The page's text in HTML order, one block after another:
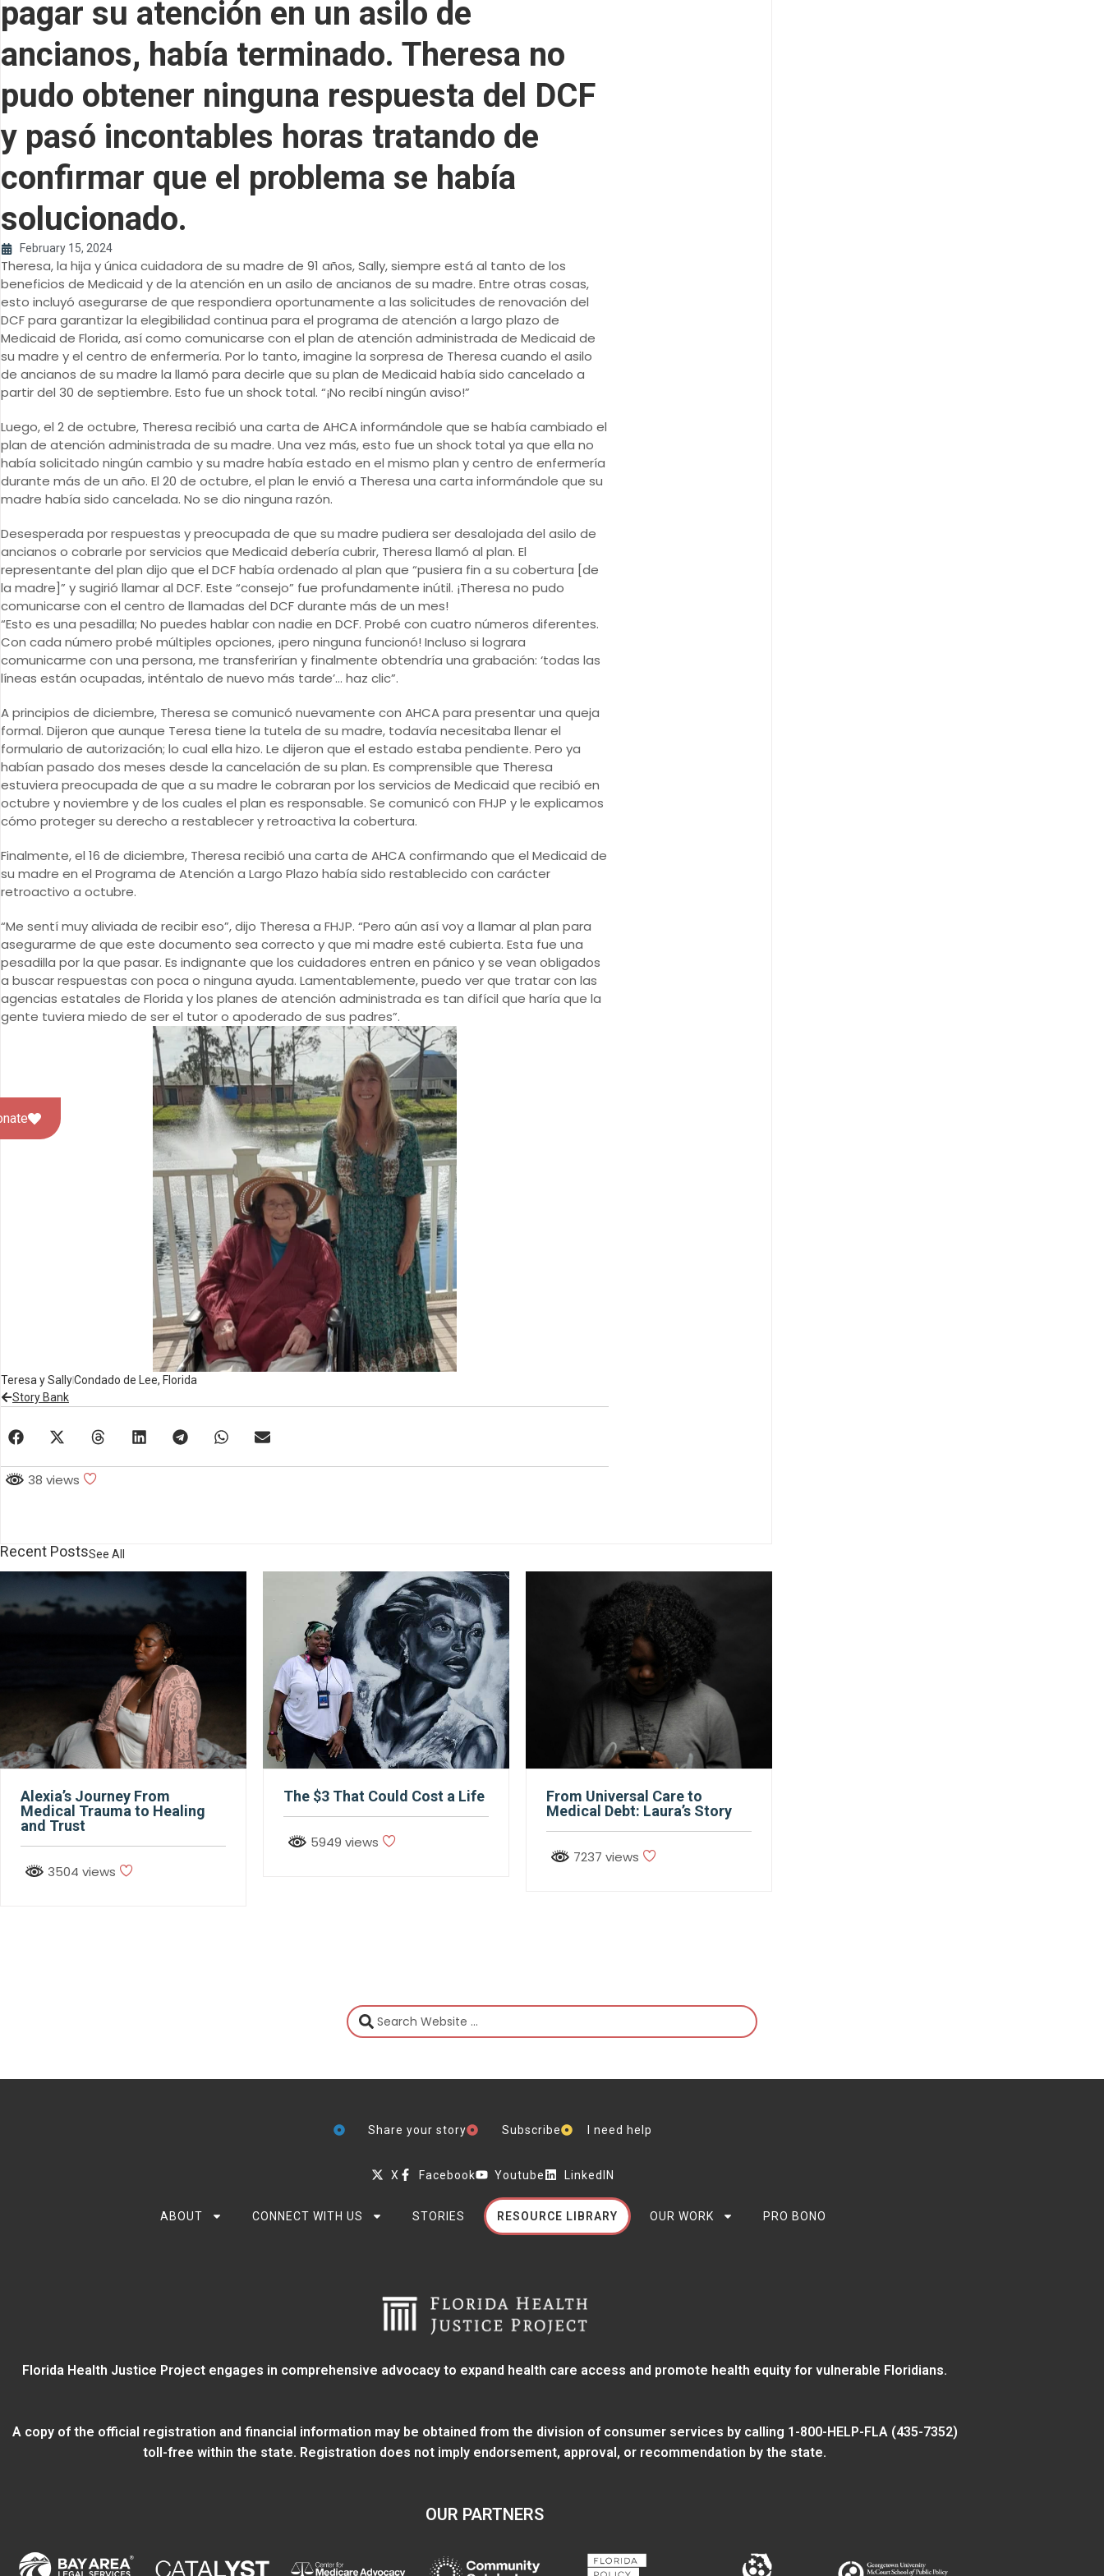
pagar su atención en un asilo de
ancianos, había terminado. Theresa no
pudo obtener ninguna respuesta del DCF
y pasó incontables horas tratando de
confirmar que el problema se había
solucionado.
February 15, 2024
Theresa, la hija y única cuidadora de su madre de 91 años, Sally, siempre está al tanto de los
beneficios de Medicaid y de la atención en un asilo de ancianos de su madre. Entre otras cosas,
esto incluyó asegurarse de que respondiera oportunamente a las solicitudes de renovación del
DCF para garantizar la elegibilidad continua para el programa de atención a largo plazo de
Medicaid de Florida, así como comunicarse con el plan de atención administrada de Medicaid de
su madre y el centro de enfermería. Por lo tanto, imagine la sorpresa de Theresa cuando el asilo
de ancianos de su madre la llamó para decirle que su plan de Medicaid había sido cancelado a
partir del 30 de septiembre. Esto fue un shock total. “¡No recibí ningún aviso!”
Luego, el 2 de octubre, Theresa recibió una carta de AHCA informándole que se había cambiado el
plan de atención administrada de su madre. Una vez más, esto fue un shock total ya que ella no
había solicitado ningún cambio y su madre había estado en el mismo plan y centro de enfermería
durante más de un año. El 20 de octubre, el plan le envió a Theresa una carta informándole que su
madre había sido cancelada. No se dio ninguna razón.
Desesperada por respuestas y preocupada de que su madre pudiera ser desalojada del asilo de
ancianos o cobrarle por servicios que Medicaid debería cubrir, Theresa llamó al plan. El
representante del plan dijo que el DCF había ordenado al plan que “pusiera fin a su cobertura [de
la madre]” y sugirió llamar al DCF. Este “consejo” fue profundamente inútil. ¡Theresa no pudo
comunicarse con el centro de llamadas del DCF durante más de un mes!
“Esto es una pesadilla; No puedes hablar con nadie en DCF. Probé con cuatro números diferentes.
Con cada número probé múltiples opciones, ¡pero ninguna funcionó! Incluso si lograra
comunicarme con una persona, me transferirían y finalmente obtendría una grabación: ‘todas las
líneas están ocupadas, inténtalo de nuevo más tarde’… haz clic”.
A principios de diciembre, Theresa se comunicó nuevamente con AHCA para presentar una queja
formal. Dijeron que aunque Teresa tiene la tutela de su madre, todavía necesitaba llenar el
formulario de autorización; lo cual ella hizo. Le dijeron que el estado estaba pendiente. Pero ya
habían pasado dos meses desde la cancelación de su plan. Es comprensible que Theresa
estuviera preocupada de que a su madre le cobraran por los servicios de Medicaid que recibió en
octubre y noviembre y de los cuales el plan es responsable. Se comunicó con FHJP y le explicamos
cómo proteger su derecho a restablecer y retroactiva la cobertura.
Finalmente, el 16 de diciembre, Theresa recibió una carta de AHCA confirmando que el Medicaid de
su madre en el Programa de Atención a Largo Plazo había sido restablecido con carácter
retroactivo a octubre.
“Me sentí muy aliviada de recibir eso”, dijo Theresa a FHJP. “Pero aún así voy a llamar al plan para
asegurarme de que este documento sea correcto y que mi madre esté cubierta. Esta fue una
pesadilla por la que pasar. Es indignante que los cuidadores entren en pánico y se vean obligados
a buscar respuestas con poca o ninguna ayuda. Lamentablemente, puedo ver que tratar con las
agencias estatales de Florida y los planes de atención administrada es tan difícil que haría que la
gente tuviera miedo de ser el tutor o apoderado de sus padres”.
Teresa y SallyCondado de Lee, Florida
Story Bank
38 views
Recent PostsSee All
Alexia’s Journey From
Medical Trauma to Healing
and Trust
3504 views
The $3 That Could Cost a Life
5949 views
From Universal Care to
Medical Debt: Laura’s Story
7237 views
Share your story Subscribe I need help
X Facebook Youtube LinkedIN
ABOUT CONNECT WITH US STORIES RESOURCE LIBRARY OUR WORK PRO BONO
Florida Health Justice Project engages in comprehensive advocacy to expand health care access and promote health equity for vulnerable Floridians.
A copy of the official registration and financial information may be obtained from the division of consumer services by calling 1-800-HELP-FLA (435-7352)
toll-free within the state. Registration does not imply endorsement, approval, or recommendation by the state.
OUR PARTNERS